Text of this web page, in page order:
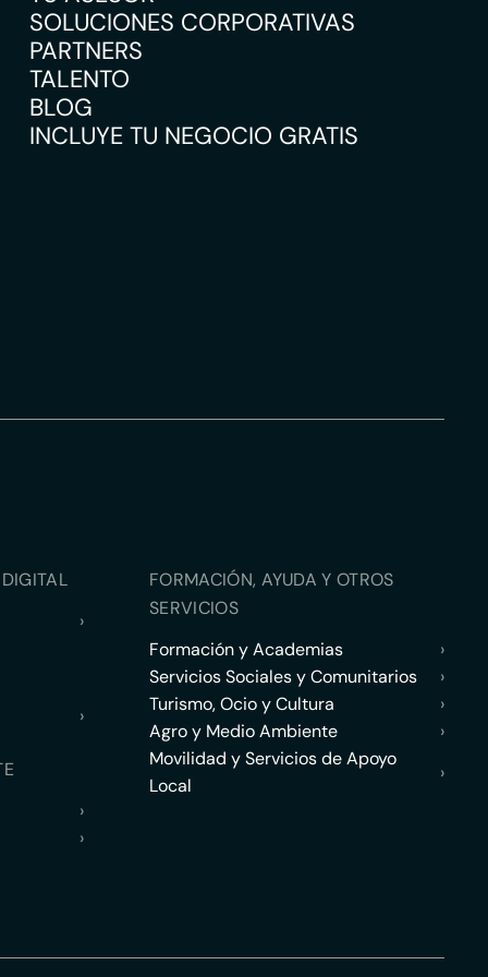
SOLUCIONES CORPORATIVAS
PARTNERS
TALENTO
BLOG
INCLUYE TU NEGOCIO GRATIS
›
›
›
›
FORMACIÓN, AYUDA Y OTROS
SERVICIOS
Formación y Academias
›
Servicios Sociales y Comunitarios
›
Turismo, Ocio y Cultura
›
Agro y Medio Ambiente
›
Movilidad y Servicios de Apoyo
Local
›